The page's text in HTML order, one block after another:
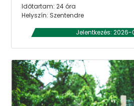
Időtartam: 24 óra
Helyszín: Szentendre
Jelentkezés: 2026-